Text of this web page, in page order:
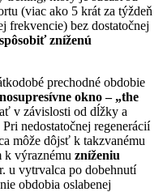
(viac ako 5 krát za týždeň
frekvencie) bez dostatočnej
zníženú
prechodné obdobie
okno – „the
v závislosti od dĺžky a
nedostatočnej regenerácií
môže dôjsť k takzvanému
k výraznému zníženiu
u vytrvalca po dobehnutí
obdobia oslabenej